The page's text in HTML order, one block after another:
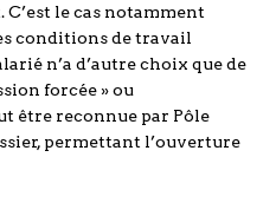
le cas notamment
conditions de travail
n’a d’autre choix que de
forcée » ou
être reconnue par Pôle
permettant l’ouverture